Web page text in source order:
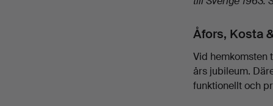
Åfors, Kosta
Vid hemkomsten
års jubileum.
funktionellt och